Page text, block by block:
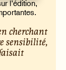
l’édition,
cherchant
sensibilité,